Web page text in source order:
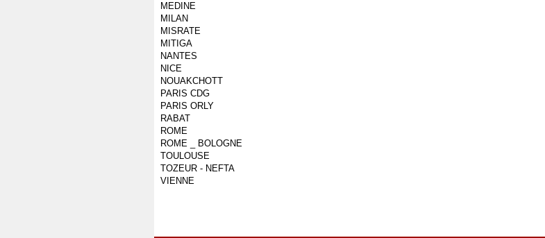
MEDINE
MILAN
MISRATE
MITIGA
NANTES
NICE
NOUAKCHOTT
PARIS CDG
PARIS ORLY
RABAT
ROME
ROME _ BOLOGNE
TOULOUSE
TOZEUR - NEFTA
VIENNE